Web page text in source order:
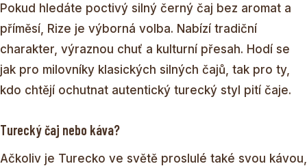
Pokud hledáte poctivý silný černý čaj bez aromat a
příměsí, Rize je výborná volba. Nabízí tradiční
charakter, výraznou chuť a kulturní přesah. Hodí se
jak pro milovníky klasických silných čajů, tak pro ty,
kdo chtějí ochutnat autentický turecký styl pití čaje.
Turecký čaj nebo káva?
Ačkoliv je Turecko ve světě proslulé také svou kávou,